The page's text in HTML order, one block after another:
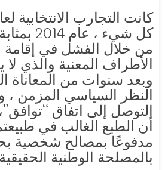
كل شيء ،
من خلال الفشل في إقامة
الأطراف المعنية والذي لا
وبعد سنوات من المعاناة
النظر السياسي المزمن ،
التوصل إلى اتفاق
أن الطبع الغالب في
مدفوعًا بمصالح شخصية
بالمصلحة الوطنية